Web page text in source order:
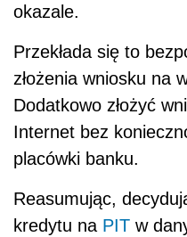
okazale.
Przekłada się to
złożenia wniosku na
Dodatkowo złożyć
Internet bez
placówki banku.
Reasumując,
kredytu na PIT w